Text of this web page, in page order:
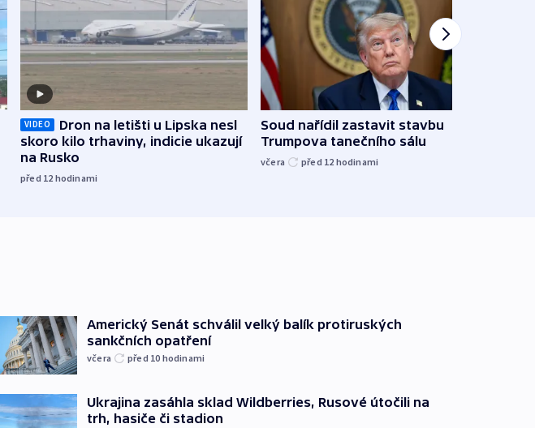
VIDEO
Dron na letišti u Lipska nesl
skoro kilo trhaviny, indicie ukazují
na Rusko
před 12 hodinami
Soud nařídil zastavit stavbu
Trumpova tanečního sálu
včera před 12 hodinami
Americký Senát schválil velký balík protiruských
sankčních opatření
včera před 10 hodinami
Ukrajina zasáhla sklad Wildberries, Rusové útočili na
trh, hasiče či stadion